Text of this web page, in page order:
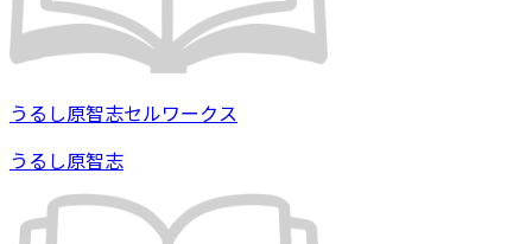
うるし原智志セルワークス
うるし原智志